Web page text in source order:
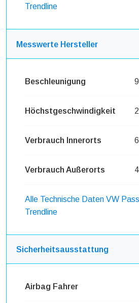
Trendline
Messwerte Hersteller
Beschleunigung
Höchstgeschwindigkeit
Verbrauch Innerorts
Verbrauch Außerorts
Alle Technische Daten VW
Trendline
Sicherheitsausstattung
Airbag Fahrer